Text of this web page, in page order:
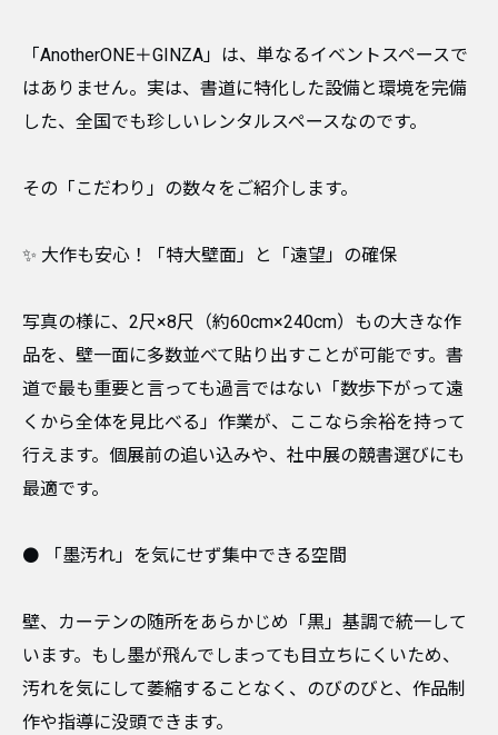
​「AnotherONE＋GINZA」は、単なるイベントスペースで
はありません。実は、書道に特化した設備と環境を完備
した、全国でも珍しいレンタルスペースなのです。
​その「こだわり」の数々をご紹介します。
​✨ 大作も安心！「特大壁面」と「遠望」の確保
写真の様に、2尺×8尺（約60cm×240cm）もの大きな作
品を、壁一面に多数並べて貼り出すことが可能です。書
道で最も重要と言っても過言ではない「数歩下がって遠
くから全体を見比べる」作業が、ここなら余裕を持って
行えます。個展前の追い込みや、社中展の競書選びにも
最適です。
​⚫️ 「墨汚れ」を気にせず集中できる空間
壁、カーテンの随所をあらかじめ「黒」基調で統一して
います。もし墨が飛んでしまっても目立ちにくいため、
汚れを気にして萎縮することなく、のびのびと、作品制
作や指導に没頭できます。